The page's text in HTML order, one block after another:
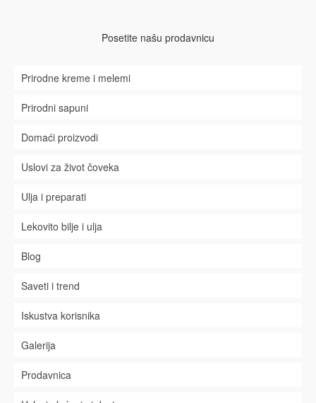
Posetite našu prodavnicu
Prirodne kreme i melemi
Prirodni sapuni
Domaći proizvodi
Uslovi za život čoveka
Ulja i preparati
Lekovito bilje i ulja
Blog
Saveti i trend
Iskustva korisnika
Galerija
Prodavnica